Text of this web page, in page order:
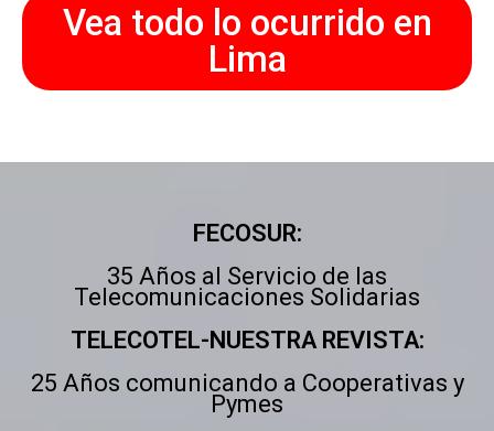
Vea todo lo ocurrido en
Lima
FECOSUR:
35 Años al Servicio de las
Telecomunicaciones Solidarias
TELECOTEL-NUESTRA REVISTA:
25 Años comunicando a Cooperativas y
Pymes